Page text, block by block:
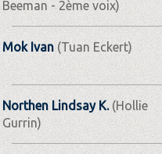
Beeman - 2ème voix)
Mok Ivan (Tuan Eckert)
Northen Lindsay K.(Hollie
Gurrin)